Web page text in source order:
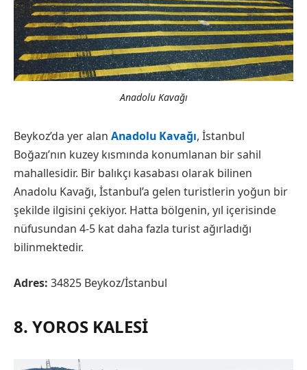
Anadolu Kavağı
Beykoz’da yer alan Anadolu Kavağı, İstanbul
Boğazı’nın kuzey kısmında konumlanan bir sahil
mahallesidir. Bir balıkçı kasabası olarak bilinen
Anadolu Kavağı, İstanbul’a gelen turistlerin yoğun bir
şekilde ilgisini çekiyor. Hatta bölgenin, yıl içerisinde
nüfusundan 4-5 kat daha fazla turist ağırladığı
bilinmektedir.
Adres: 34825 Beykoz/İstanbul
8. YOROS KALESI